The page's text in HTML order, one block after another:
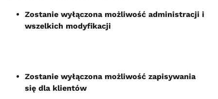
Zostanie wyłączona możliwość administracji i
wszelkich modyfikacji
Zostanie wyłączona możliwość zapisywania
się dla klientów